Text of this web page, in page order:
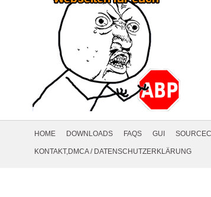
NavigationHOME DOWNLOADS FAQS GUI
KONTAKT,DMCA/ DATENSCHUTZERKLÄRUNG